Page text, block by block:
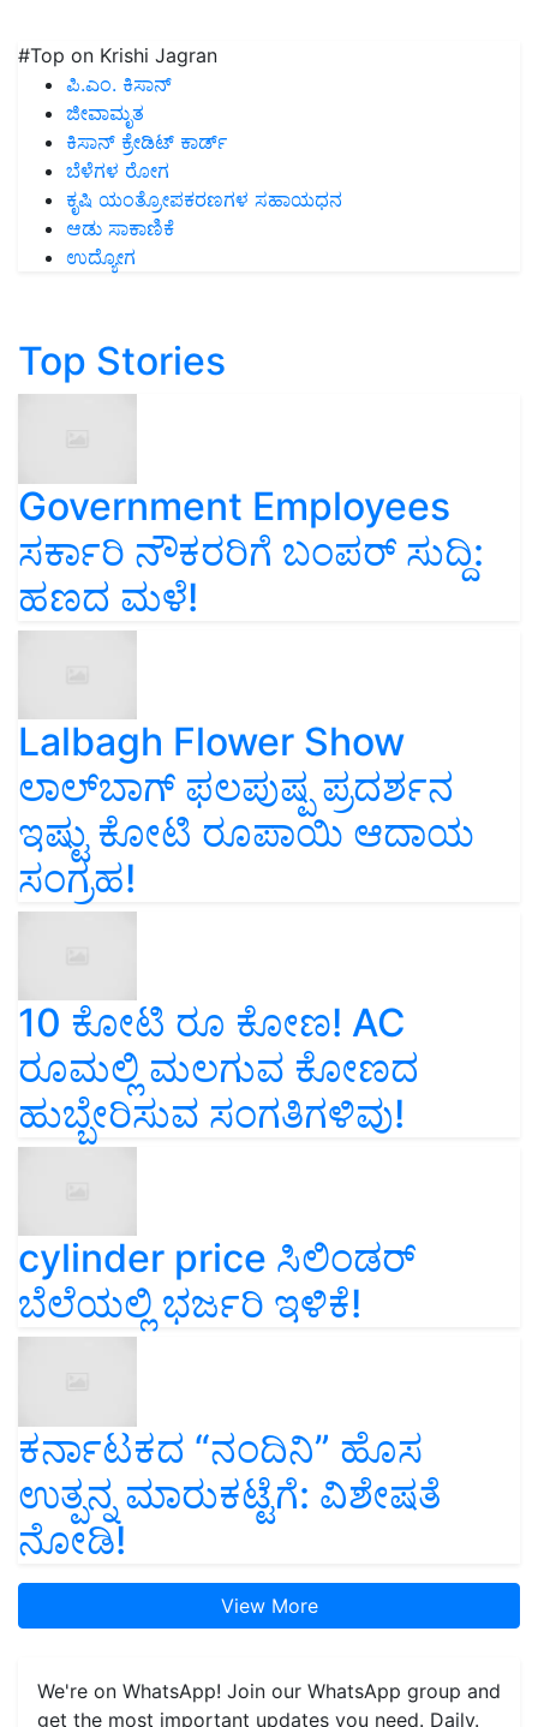
#Top on Krishi Jagran
ಪಿ.ಎಂ. ಕಿಸಾನ್
ಜೀವಾಮೃತ
ಕಿಸಾನ್ ಕ್ರೇಡಿಟ್ ಕಾರ್ಡ್
ಬೆಳೆಗಳ ರೋಗ
ಕೃಷಿ ಯಂತ್ರೋಪಕರಣಗಳ ಸಹಾಯಧನ
ಆಡು ಸಾಕಾಣಿಕೆ
ಉದ್ಯೋಗ
Top Stories
Government Employees
ಸರ್ಕಾರಿ ನೌಕರರಿಗೆ ಬಂಪರ್‌ ಸುದ್ದಿ:
ಹಣದ ಮಳೆ!
Lalbagh Flower Show
ಲಾಲ್‌ಬಾಗ್ ಫಲಪುಷ್ಪ ಪ್ರದರ್ಶನ
ಇಷ್ಟು ಕೋಟಿ ರೂಪಾಯಿ ಆದಾಯ
ಸಂಗ್ರಹ!
10 ಕೋಟಿ ರೂ ಕೋಣ! AC
ರೂಮಲ್ಲಿ ಮಲಗುವ ಕೋಣದ
ಹುಬ್ಬೇರಿಸುವ ಸಂಗತಿಗಳಿವು!
cylinder price ಸಿಲಿಂಡರ್‌
ಬೆಲೆಯಲ್ಲಿ ಭರ್ಜರಿ ಇಳಿಕೆ!
ಕರ್ನಾಟಕದ “ನಂದಿನಿ” ಹೊಸ
ಉತ್ಪನ್ನ ಮಾರುಕಟ್ಟೆಗೆ: ವಿಶೇಷತೆ
ನೋಡಿ!
View More
We're on WhatsApp! Join our WhatsApp group and
get the most important updates you need. Daily.